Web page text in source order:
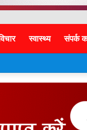
स्वास्थ्य संपर्क